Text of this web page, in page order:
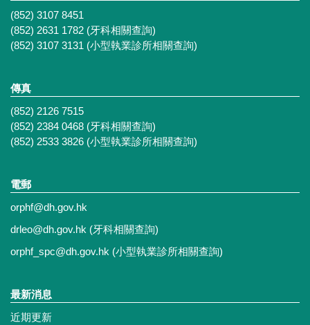
(852) 3107 8451
(852) 2631 1782 (牙科相關查詢)
(852) 3107 3131 (小型執業診所相關查詢)
傳真
(852) 2126 7515
(852) 2384 0468 (牙科相關查詢)
(852) 2533 3826 (小型執業診所相關查詢)
電郵
orphf@dh.gov.hk
drleo@dh.gov.hk (牙科相關查詢)
orphf_spc@dh.gov.hk (小型執業診所相關查詢)
最新消息
近期更新